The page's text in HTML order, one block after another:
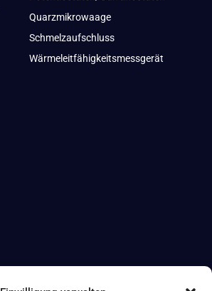
Quarzmikrowaage
Schmelzaufschluss
Wärmeleitfähigkeitsmessgerät